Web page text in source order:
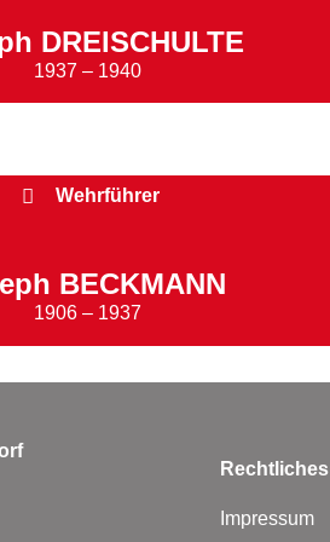
DREISCHULTE
1937 – 1940
Wehrführer
BECKMANN
1906 – 1937
Rechtliches
Impressum